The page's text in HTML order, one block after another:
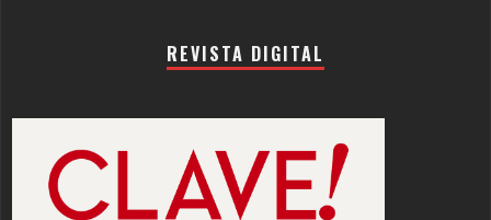
REVISTA DIGITAL